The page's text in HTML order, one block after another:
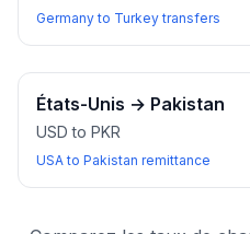
Germany to Turkey transfers
États-Unis → Pakistan
USD to PKR
USA to Pakistan remittance